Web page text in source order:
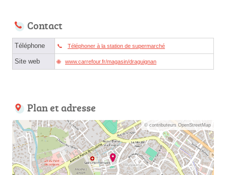
Contact
Téléphone Téléphoner à la station de supermarché
Site web www.carrefour.fr/magasin/draguignan
Plan et adresse
© contributeurs OpenStreetMap